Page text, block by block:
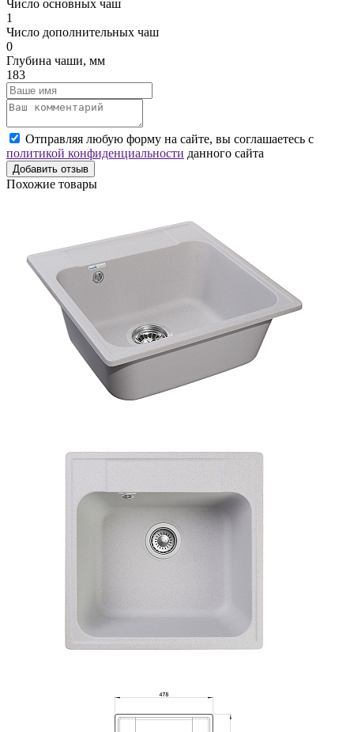
Число основных чаш
1
Число дополнительных чаш
0
Глубина чаши, мм
183
Отправляя любую форму на сайте, вы соглашаетесь с
политикой конфиденциальности данного сайта
Добавить отзыв
Похожие товары